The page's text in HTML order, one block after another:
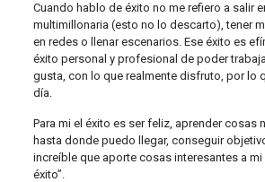
Cuando hablo de éxito no me refiero a salir
multimillonaria (esto no lo descarto), tener
en redes o llenar escenarios. Ese éxito es
éxito personal y profesional de poder
gusta, con lo que realmente disfruto, por lo
día.
Para mi el éxito es ser feliz, aprender cosas
hasta donde puedo llegar, conseguir
increíble que aporte cosas interesantes a mi
éxito”.